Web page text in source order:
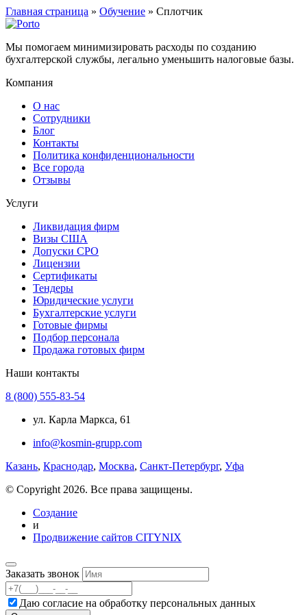
Главная страница » Обучение » Сплотчик
Мы помогаем минимизировать расходы по созданию
бухгалтерской службы, легально уменьшить налоговые базы.
Компания
О нас
Сотрудники
Блог
Контакты
Политика конфиденциональности
Все города
Отзывы
Услуги
Ликвидация фирм
Визы США
Допуски СРО
Лицензии
Сертификаты
Тендеры
Юридические услуги
Бухгалтерские услуги
Готовые фирмы
Подбор персонала
Продажа готовых фирм
Наши контакты
8 (800) 555-83-54
ул. Карла Маркса, 61
info@kosmin-grupp.com
Казань, Краснодар, Москва, Санкт-Петербург, Уфа
© Copyright 2026. Все права защищены.
Создание
и
Продвижение сайтов CITYNIX
Заказать звонок
Даю согласие на обработку персональных данных